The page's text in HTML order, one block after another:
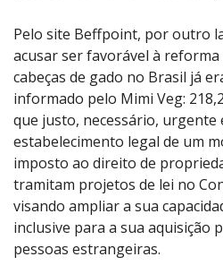
Pelo site Beffpoint, por outro
acusar ser favorável à
cabeças de gado no Brasil já
informado pelo Mimi Veg:
que justo, necessário,
estabelecimento legal de um
imposto ao direito de
tramitam projetos de lei no
visando ampliar a sua
inclusive para a sua aquisição
pessoas estrangeiras.